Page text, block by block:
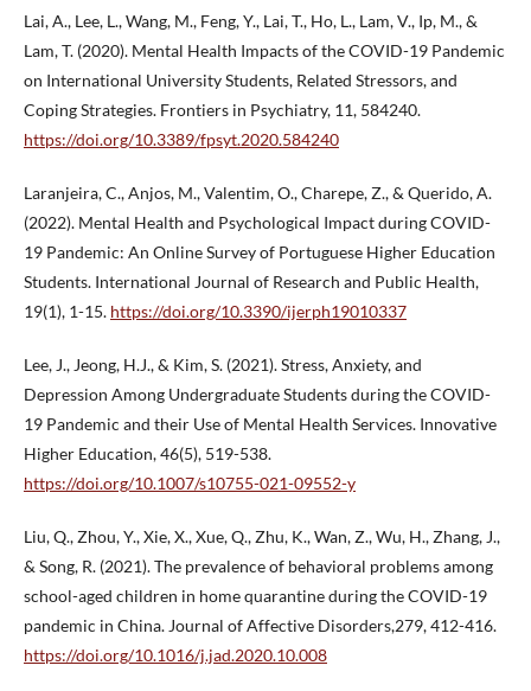
Lai, A., Lee, L., Wang, M., Feng, Y., Lai, T., Ho, L., Lam, V., Ip, M., &
Lam, T. (2020). Mental Health Impacts of the COVID-19 Pandemic
on International University Students, Related Stressors, and
Coping Strategies. Frontiers in Psychiatry, 11, 584240.
https://doi.org/10.3389/fpsyt.2020.584240
Laranjeira, C., Anjos, M., Valentim, O., Charepe, Z., & Querido, A.
(2022). Mental Health and Psychological Impact during COVID-
19 Pandemic: An Online Survey of Portuguese Higher Education
Students. International Journal of Research and Public Health,
19(1), 1-15. https://doi.org/10.3390/ijerph19010337
Lee, J., Jeong, H.J., & Kim, S. (2021). Stress, Anxiety, and
Depression Among Undergraduate Students during the COVID-
19 Pandemic and their Use of Mental Health Services. Innovative
Higher Education, 46(5), 519-538.
https://doi.org/10.1007/s10755-021-09552-y
Liu, Q., Zhou, Y., Xie, X., Xue, Q., Zhu, K., Wan, Z., Wu, H., Zhang, J.,
& Song, R. (2021). The prevalence of behavioral problems among
school-aged children in home quarantine during the COVID-19
pandemic in China. Journal of Affective Disorders,279, 412-416.
https://doi.org/10.1016/j.jad.2020.10.008